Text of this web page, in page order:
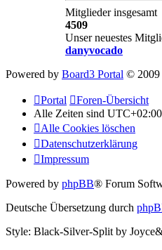
Mitglieder insgesamt
4509
Unser neuestes
danyvocado
Powered by Board3 Portal © 2009
Portal
Foren-Übersicht
Alle Zeiten sind UTC+02:00
Alle Cookies löschen
Datenschutzerklärung
Impressum
Powered by phpBB® Forum
Deutsche Übersetzung durch
Style: Black-Silver-Split by